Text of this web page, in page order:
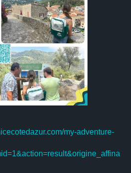
my-adventure-